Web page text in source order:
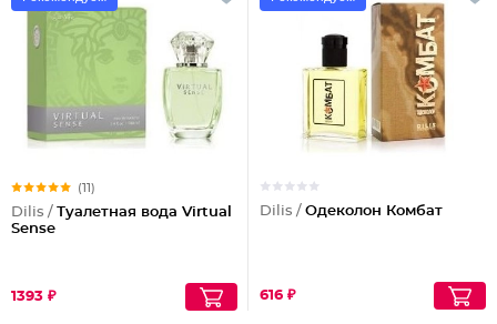
(11)
Dilis / Туалетная вода Virtual
Sense
1393 ₽
Dilis / Одеколон Комбат
616 ₽